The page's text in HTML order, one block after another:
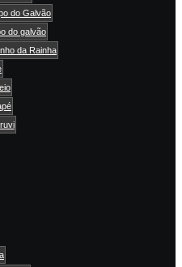
do Galvão
do galvão
da Rainha